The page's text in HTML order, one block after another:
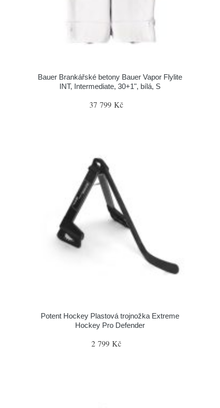
Bauer Brankářské betony Bauer Vapor Flylite
INT, Intermediate, 30+1", bílá, S
37 799 Kč
Potent Hockey Plastová trojnožka Extreme
Hockey Pro Defender
2 799 Kč